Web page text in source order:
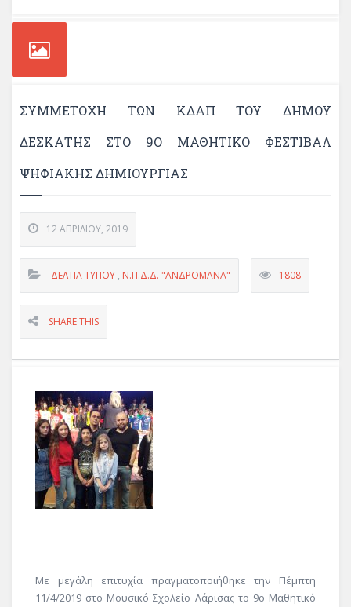
ΣΥΜΜΕΤΟΧΉ ΤΩΝ ΚΔΑΠ ΤΟΥ ΔΉΜΟΥ
ΔΕΣΚΆΤΗΣ ΣΤΟ 9Ο ΜΑΘΗΤΙΚΌ ΦΕΣΤΙΒΆΛ
ΨΗΦΙΑΚΉΣ ΔΗΜΙΟΥΡΓΊΑΣ
12 ΑΠΡΙΛΊΟΥ, 2019
ΔΕΛΤΊΑ ΤΎΠΟΥ , Ν.Π.Δ.Δ. "ΑΝΔΡΟΜΑΝΑ" 1808
SHARE THIS
Με μεγάλη επιτυχία πραγματοποιήθηκε την Πέμπτη
11/4/2019 στο Μουσικό Σχολείο Λάρισας το 9ο Μαθητικό